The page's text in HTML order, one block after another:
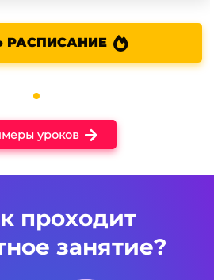
РАСПИСАНИЕ
уроков
проходит
занятие?